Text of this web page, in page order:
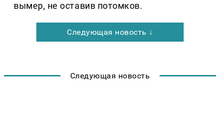
вымер, не оставив потомков.
Следующая новость ↓
Следующая новость